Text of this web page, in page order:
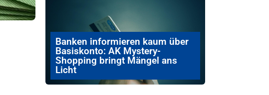
Banken informieren kaum über
Basiskonto: AK Mystery-
Shopping bringt Mängel ans
Licht